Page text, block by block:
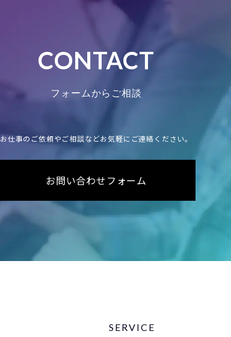
CONTACT
フォームからご相談
お仕事のご依頼やご相談などお気軽にご連絡ください。
お問い合わせフォーム
SERVICE